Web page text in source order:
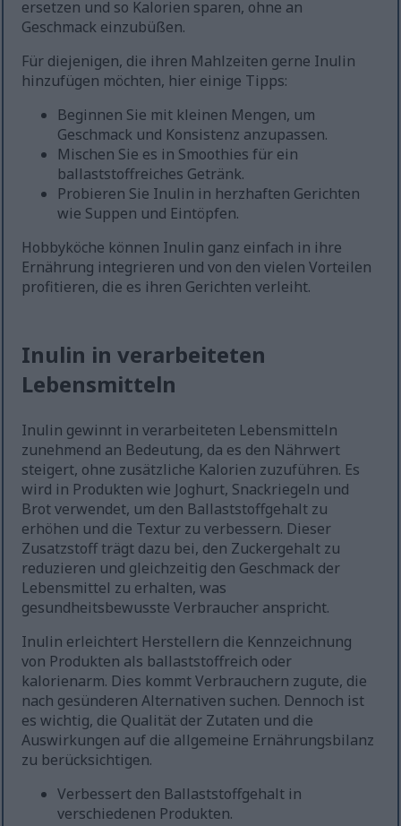
ersetzen und so Kalorien sparen, ohne an
Geschmack einzubüßen.
Für diejenigen, die ihren Mahlzeiten gerne Inulin
hinzufügen möchten, hier einige Tipps:
Beginnen Sie mit kleinen Mengen, um
Geschmack und Konsistenz anzupassen.
Mischen Sie es in Smoothies für ein
ballaststoffreiches Getränk.
Probieren Sie Inulin in herzhaften Gerichten
wie Suppen und Eintöpfen.
Hobbyköche können Inulin ganz einfach in ihre
Ernährung integrieren und von den vielen Vorteilen
profitieren, die es ihren Gerichten verleiht.
Inulin in verarbeiteten
Lebensmitteln
Inulin gewinnt in verarbeiteten Lebensmitteln
zunehmend an Bedeutung, da es den Nährwert
steigert, ohne zusätzliche Kalorien zuzuführen. Es
wird in Produkten wie Joghurt, Snackriegeln und
Brot verwendet, um den Ballaststoffgehalt zu
erhöhen und die Textur zu verbessern. Dieser
Zusatzstoff trägt dazu bei, den Zuckergehalt zu
reduzieren und gleichzeitig den Geschmack der
Lebensmittel zu erhalten, was
gesundheitsbewusste Verbraucher anspricht.
Inulin erleichtert Herstellern die Kennzeichnung
von Produkten als ballaststoffreich oder
kalorienarm. Dies kommt Verbrauchern zugute, die
nach gesünderen Alternativen suchen. Dennoch ist
es wichtig, die Qualität der Zutaten und die
Auswirkungen auf die allgemeine Ernährungsbilanz
zu berücksichtigen.
Verbessert den Ballaststoffgehalt in
verschiedenen Produkten.